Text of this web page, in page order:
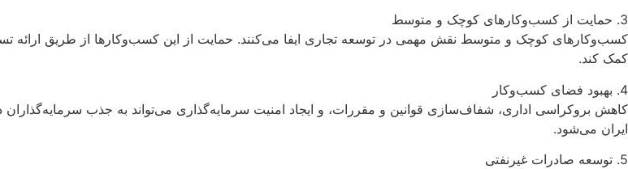
3. حمایت از کسب‌وکارهای کوچک و متوسط
کسب‌وکارهای کوچک و متوسط نقش مهمی در توسعه تجاری ایفا می‌کنند. حمایت از این کسب‌وکارها از طریق ارائه
کمک کند.
4. بهبود فضای کسب‌وکار
کاهش بروکراسی اداری، شفاف‌سازی قوانین و مقررات، و ایجاد امنیت سرمایه‌گذاری می‌تواند به جذب
ایران می‌شود.
5. توسعه صادرات غیرنفتی